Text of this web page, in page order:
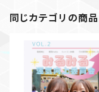
同じカテゴリの商品